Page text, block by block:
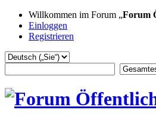
Willkommen im Forum „Forum
Einloggen
Registrieren